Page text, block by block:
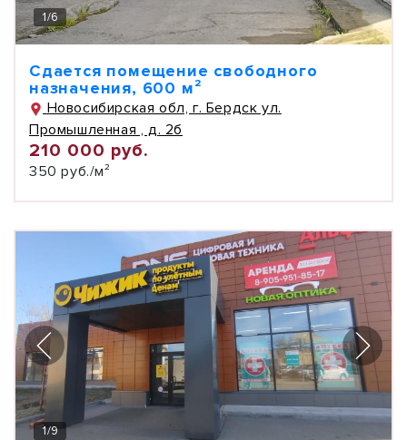
1/6
Сдается помещение свободного
назначения, 600 м²
Новосибирская обл, г. Бердск ул.
Промышленная , д. 2б
210 000 руб.
350 руб./м²
1/9